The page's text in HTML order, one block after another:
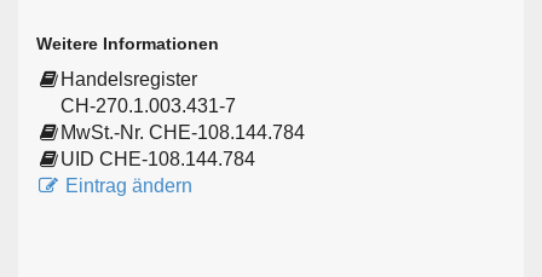
Weitere Informationen
Handelsregister
CH-270.1.003.431-7
MwSt.-Nr. CHE-108.144.784
UID CHE-108.144.784
Eintrag ändern